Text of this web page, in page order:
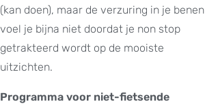
(kan doen), maar de verzuring in je benen
voel je bijna niet doordat je non stop
getrakteerd wordt op de mooiste
uitzichten.
Programma voor niet-fietsende